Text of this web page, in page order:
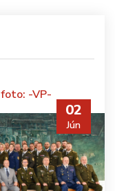
-VP-
02
Jún